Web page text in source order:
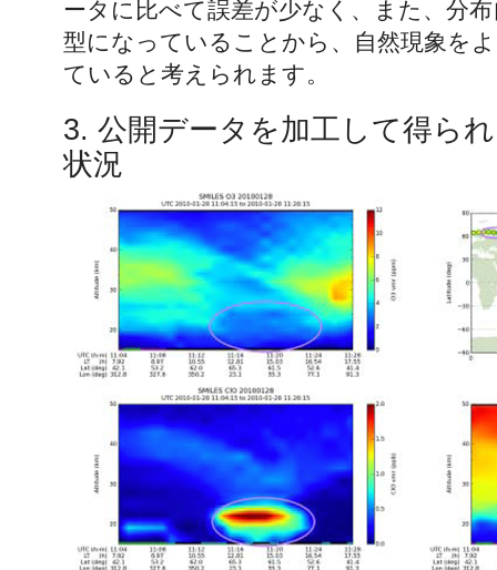
ータに比べて誤差が少なく、また、分
型になっていることから、自然現象を
ていると考えられます。
3. 公開データを加工して得ら
状況